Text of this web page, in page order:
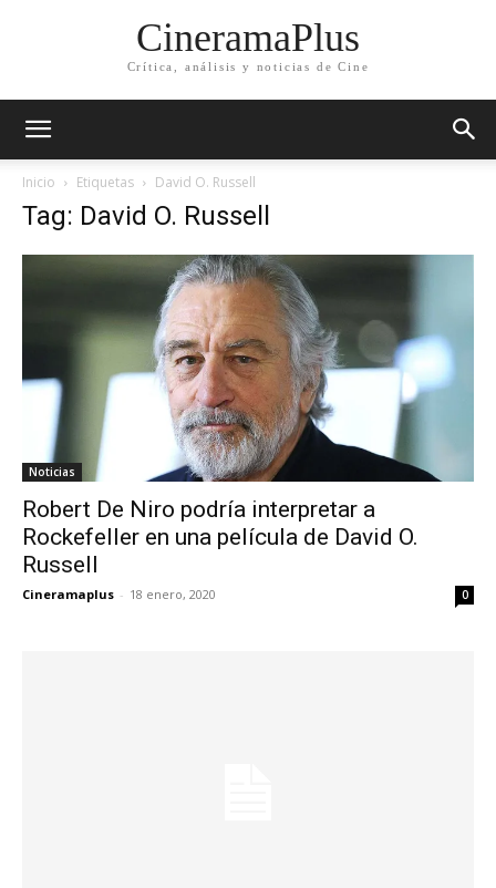
CineramaPlus
Crítica, análisis y noticias de Cine
Inicio Etiquetas David O. Russell
Tag: David O. Russell
Noticias
Robert De Niro podría interpretar a
Rockefeller en una película de David O.
Russell
Cineramaplus - 18 enero, 2020 0